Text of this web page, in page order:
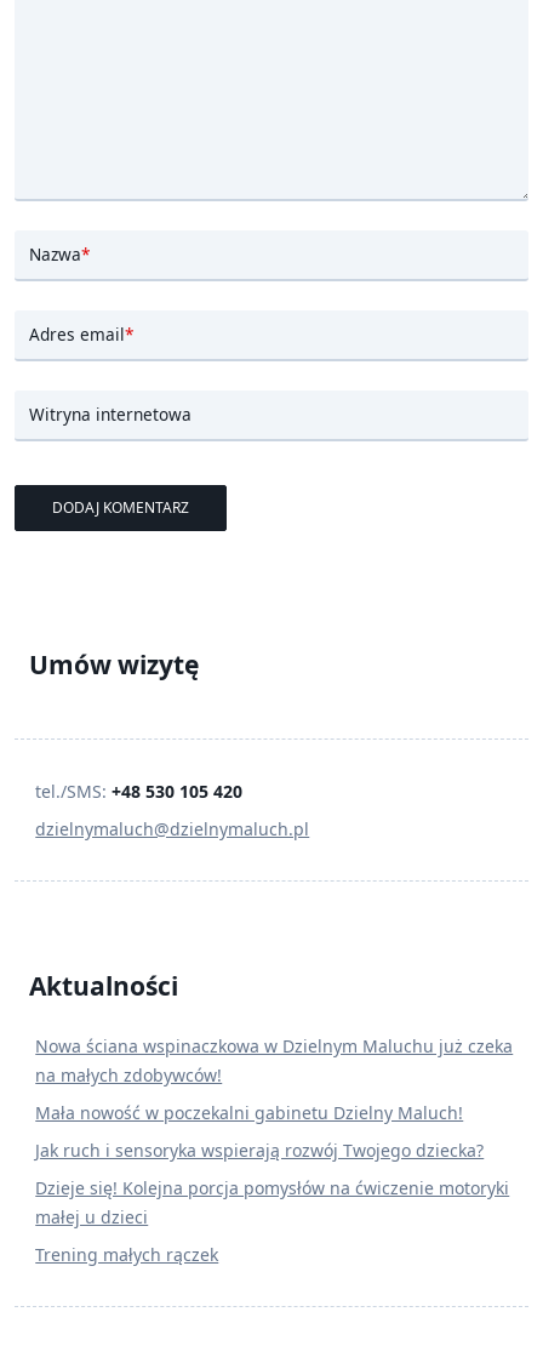
Nazwa*
Adres email*
Witryna internetowa
Umów wizytę
tel./SMS:+48 530 105 420
dzielnymaluch@dzielnymaluch.pl
Aktualności
Nowa ściana wspinaczkowa w Dzielnym Maluchu już czeka
na małych zdobywców!
Mała nowość w poczekalni gabinetu Dzielny Maluch!
Jak ruch i sensoryka wspierają rozwój Twojego dziecka?
Dzieje się! Kolejna porcja pomysłów na ćwiczenie motoryki
małej u dzieci
Trening małych rączek